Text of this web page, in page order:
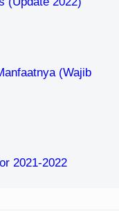
(Wajib
2021-2022